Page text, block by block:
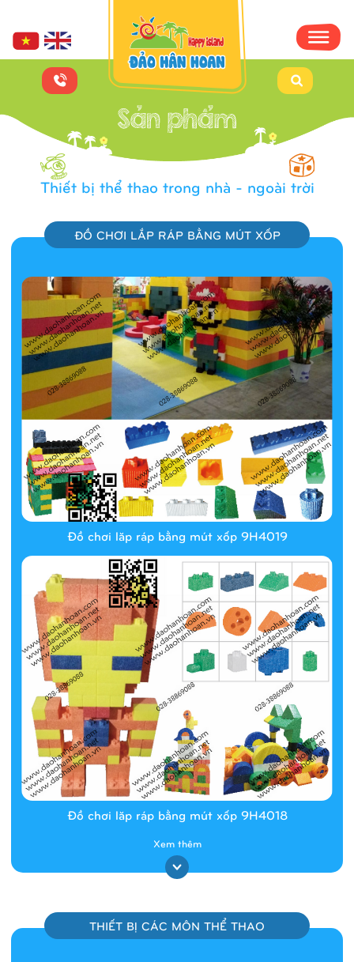
Thiết bị thể thao trong nhà - ngoài trời
ĐỒ CHƠI LẮP RÁP BẰNG MÚT XỐP
Đồ chơi lăp ráp bằng mút xốp 9H4019
Đồ chơi lăp ráp bằng mút xốp 9H4018
Xem thêm
THIẾT BỊ CÁC MÔN THỂ THAO